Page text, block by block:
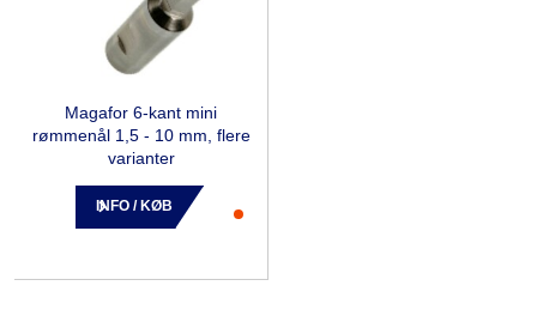
Magafor 6-kant mini
rømmenål 1,5 - 10 mm, flere
varianter
INFO / KØB